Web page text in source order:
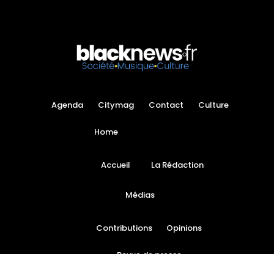
Agenda Citymag Contact Culture
Home
Accueil La Rédaction
Médias
Contributions Opinions